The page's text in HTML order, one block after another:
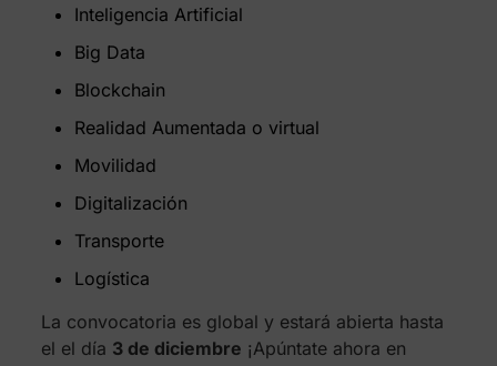
Inteligencia Artificial
Big Data
Blockchain
Realidad Aumentada o virtual
Movilidad
Digitalización
Transporte
Logística
La convocatoria es global y estará abierta hasta
el el día 3 de diciembre ¡Apúntate ahora en